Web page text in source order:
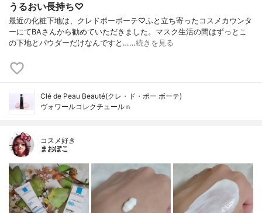
うるおい長持ち♡
最近の化粧下地は、クレドポーボーテ♡ふと立ち寄ったコスメカウンタ
ーにてBAさんから勧めていただきました。マスク生活の間はずっとこ
の下地とパウダーだけなんですと……続きを見る
Clé de Peau Beauté(クレ・ド・ポー ボーテ)
ヴォワールコレクチュールｎ
コスメ好き
まおぽこ